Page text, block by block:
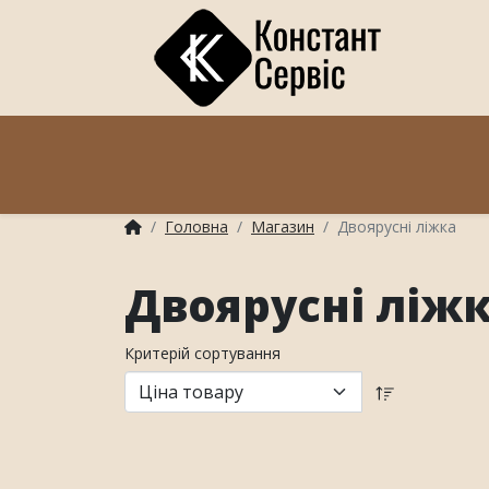
Головна Магазин Двоярусні ліжка
Двоярусні
Критерій сортування